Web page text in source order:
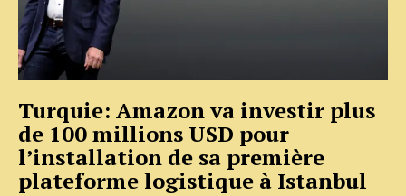
Turquie: Amazon va investir plus
de 100 millions USD pour
l’installation de sa première
plateforme logistique à Istanbul